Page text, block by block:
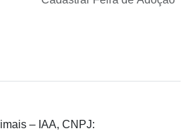
– IAA, CNPJ: